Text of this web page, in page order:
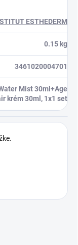
ESTHEDERM
0.15 kg
3461020004701
Mist 30ml+Age
krém 30ml, 1x1 set